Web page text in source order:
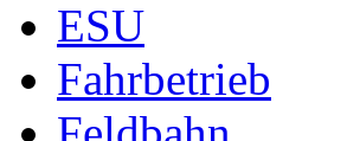
ESU
Fahrbetrieb